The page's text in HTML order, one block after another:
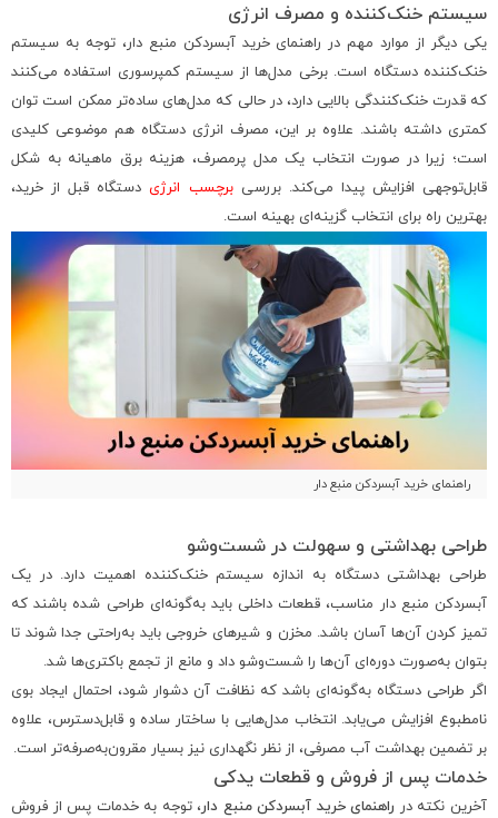
سیستم خنک‌کننده و مصرف انرژی
یکی دیگر از موارد مهم در راهنمای خرید آبسردکن منبع دار، توجه به سیستم
خنک‌کننده دستگاه است. برخی مدل‌ها از سیستم کمپرسوری استفاده می‌کنند
که قدرت خنک‌کنندگی بالایی دارد، در حالی که مدل‌های ساده‌تر ممکن است توان
کمتری داشته باشند. علاوه بر این، مصرف انرژی دستگاه هم موضوعی کلیدی
است؛ زیرا در صورت انتخاب یک مدل پرمصرف، هزینه برق ماهیانه به شکل
قابل‌توجهی افزایش پیدا می‌کند. بررسیبرچسب انرژیدستگاه قبل از خرید،
بهترین راه برای انتخاب گزینه‌ای بهینه است.
راهنمای خرید آبسردکن منبع دار
طراحی بهداشتی و سهولت در شست‌وشو
طراحی بهداشتی دستگاه به اندازه سیستم خنک‌کننده اهمیت دارد. در یک
آبسردکن منبع دار مناسب، قطعات داخلی باید به‌گونه‌ای طراحی شده باشند که
تمیز کردن آن‌ها آسان باشد. مخزن و شیرهای خروجی باید به‌راحتی جدا شوند تا
بتوان به‌صورت دوره‌ای آن‌ها را شست‌وشو داد و مانع از تجمع باکتری‌ها شد.
اگر طراحی دستگاه به‌گونه‌ای باشد که نظافت آن دشوار شود، احتمال ایجاد بوی
نامطبوع افزایش می‌یابد. انتخاب مدل‌هایی با ساختار ساده و قابل‌دسترس، علاوه
بر تضمین بهداشت آب مصرفی، از نظر نگهداری نیز بسیار مقرون‌به‌صرفه‌تر است.
خدمات پس از فروش و قطعات یدکی
آخرین نکته در راهنمای خرید آبسردکن منبع دار، توجه به خدمات پس از فروش